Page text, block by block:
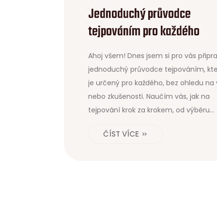
Jednoduchý průvodce
tejpováním pro každého
Ahoj všem! Dnes jsem si pro vás
jednoduchý průvodce tejpováním,
je určený pro každého, bez ohledu na
nebo zkušenosti. Naučím vás, jak na
tejpování krok za krokem, od výběru
Představím vám i různé techniky a tipy,
ČÍST VÍCE